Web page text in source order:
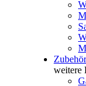
Zubehör
weitere